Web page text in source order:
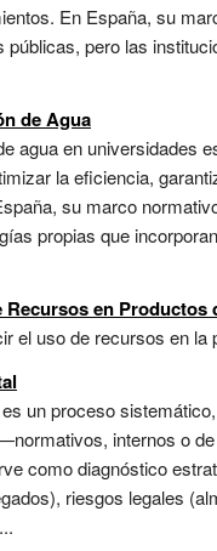
En España, su
públicas, pero las
de Agua
agua en universidades
la eficiencia,
su marco
propias que
Recursos en Productos
el uso de recursos en
un proceso
internos o
como diagnóstico
riesgos legales